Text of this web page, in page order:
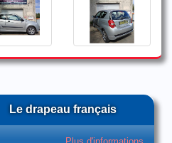
Le drapeau français